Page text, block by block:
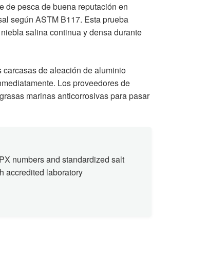
de pesca de buena reputación en
según ASTM B117. Esta prueba
salina continua y densa durante
de aleación de aluminio
Los proveedores de
marinas anticorrosivas para pasar
numbers and standardized salt
accredited laboratory